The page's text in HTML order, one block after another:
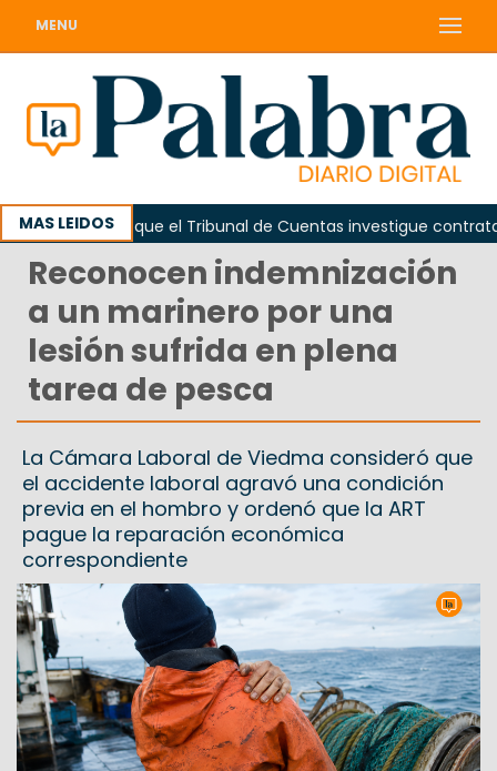
MENU
MAS LEIDOS
Piden que el Tribunal de Cuentas investigue
Reconocen indemnización
a un marinero por una
lesión sufrida en plena
tarea de pesca
La Cámara Laboral de Viedma consideró que
el accidente laboral agravó una condición
previa en el hombro y ordenó que la ART
pague la reparación económica
correspondiente